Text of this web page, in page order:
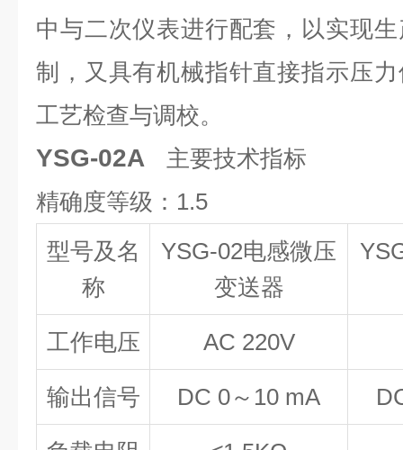
中与二次仪表进行配套，以实现
制，又具有机械指针直接指示压
工艺检查与调校。
YSG-02A
主要技术指标
精确度等级：1.5
型号及名
称
YSG-02电感微压
变送器
工作电压 AC 220V
输出信号 DC 0～10 mA